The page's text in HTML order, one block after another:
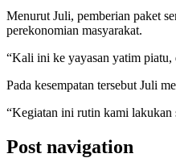
Menurut Juli, pemberian paket
perekonomian masyarakat.
“Kali ini ke yayasan yatim piatu,
Pada kesempatan tersebut Juli
“Kegiatan ini rutin kami lakukan
Post navigation